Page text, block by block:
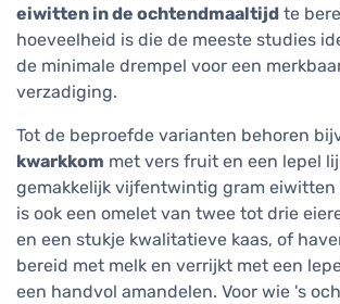
eiwitten in de ochtendmaaltijd te
hoeveelheid is die de meeste studies
de minimale drempel voor een
verzadiging.
Tot de beproefde varianten behoren
kwarkkom met vers fruit en een lepel
gemakkelijk vijfentwintig gram eiwitten
is ook een omelet van twee tot drie
en een stukje kwalitatieve kaas, of
bereid met melk en verrijkt met een
een handvol amandelen. Voor wie 's